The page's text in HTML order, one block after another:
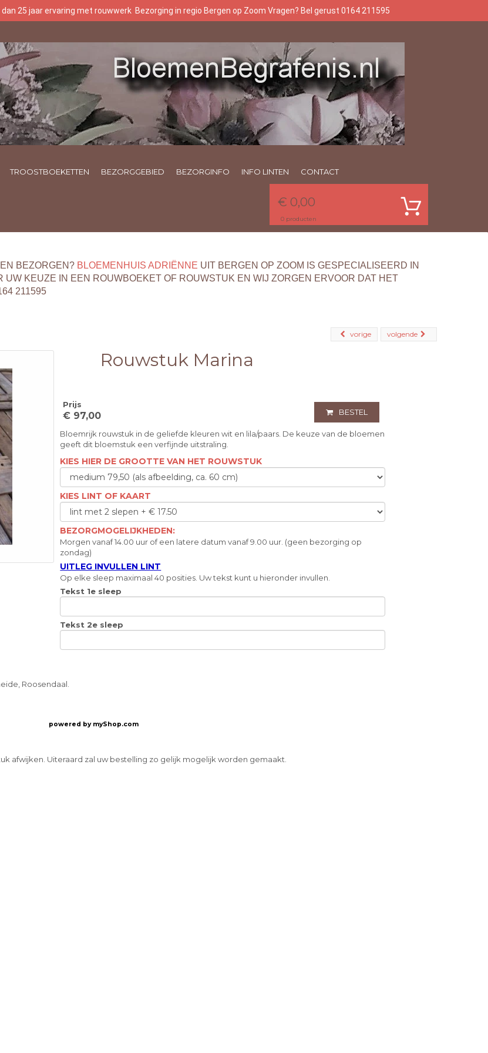
dan 25 jaar ervaring met rouwwerk Bezorging in regio Bergen op Zoom Vragen? Bel gerust 0164 211595
TROOSTBOEKETTEN BEZORGGEBIED BEZORGINFO INFO LINTEN CONTACT
€ 0,00
0 producten
BEZORGEN? BLOEMENHUIS ADRIËNNE UIT BERGEN OP ZOOM IS GESPECIALISEERD IN
KEUZE IN EEN ROUWBOEKET OF ROUWSTUK EN WIJ ZORGEN ERVOOR DAT HET
211595
volgende
vorige
Rouwstuk Marina
Prijs
€ 97,00 BESTEL
Bloemrijk rouwstuk in de geliefde kleuren wit en lila/paars. De keuze van de bloemen
geeft dit bloemstuk een verfijnde uitstraling.
KIES HIER DE GROOTTE VAN HET ROUWSTUK
KIES LINT OF KAART
BEZORGMOGELIJKHEDEN:
Morgen vanaf 14.00 uur of een latere datum vanaf 9.00 uur. (geen bezorging op
zondag)
UITLEG INVULLEN LINT
Op elke sleep maximaal 40 posities. Uw tekst kunt u hieronder invullen.
Tekst 1e sleep
Tekst 2e sleep
Roosendaal.
powered by myShop.com
afwijken. Uiteraard zal uw bestelling zo gelijk mogelijk worden gemaakt.